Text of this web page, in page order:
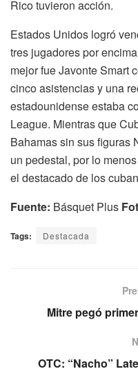
Rico tuvieron acción.
Estados Unidos logró
tres jugadores por
mejor fue Javonte Smart
cinco asistencias y una
estadounidense estaba
League. Mientras que
Bahamas sin sus figuras
un pedestal, por lo
el destacado de los
Fuente: Básquet Plus
Tags: Destacada
Mitre pegó
OTC: “Nacho”